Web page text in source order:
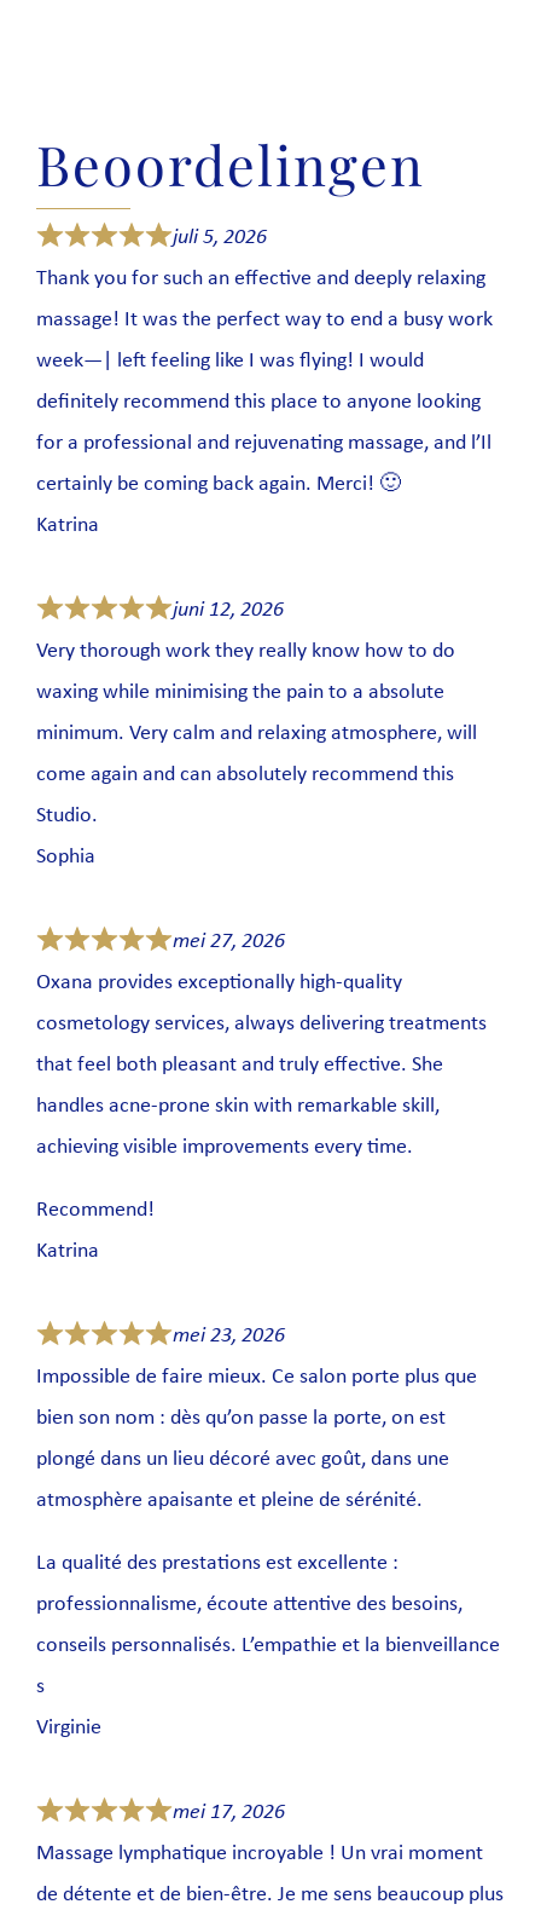
Beoordelingen
juli 5, 2026
Thank you for such an effective and deeply relaxing
massage! It was the perfect way to end a busy work
week—| left feeling like I was flying! I would
definitely recommend this place to anyone looking
for a professional and rejuvenating massage, and l’Il
certainly be coming back again. Merci! 🙂
Katrina
juni 12, 2026
Very thorough work they really know how to do
waxing while minimising the pain to a absolute
minimum. Very calm and relaxing atmosphere, will
come again and can absolutely recommend this
Studio.
Sophia
mei 27, 2026
Oxana provides exceptionally high-quality
cosmetology services, always delivering treatments
that feel both pleasant and truly effective. She
handles acne-prone skin with remarkable skill,
achieving visible improvements every time.
Recommend!
Katrina
mei 23, 2026
Impossible de faire mieux. Ce salon porte plus que
bien son nom : dès qu’on passe la porte, on est
plongé dans un lieu décoré avec goût, dans une
atmosphère apaisante et pleine de sérénité.
La qualité des prestations est excellente :
professionnalisme, écoute attentive des besoins,
conseils personnalisés. L’empathie et la bienveillance
s
Virginie
mei 17, 2026
Massage lymphatique incroyable ! Un vrai moment
de détente et de bien-être. Je me sens beaucoup plus